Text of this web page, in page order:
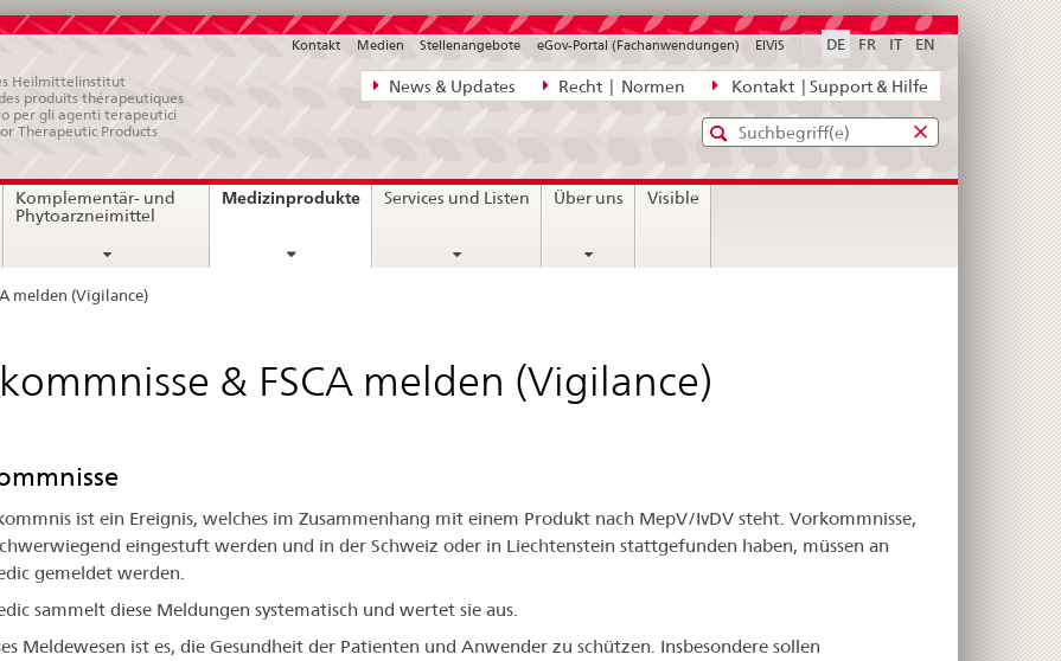
Direktnavigation
News,
Kontakt
News & Updates Recht | Normen Kontakt | Support & Hilfe
DE FR IT EN
Kontakt Medien Stellenangebote eGov-Portal (Fachanwendungen) ElViS
Heilmittelinstitut
produits thérapeutiques
per gli agenti terapeutici
Therapeutic Products
Standard-
Suche
Eingabefenster
diefür
Komplementär- und
Phytoarzneimittel
Medizinproduktecurrent
Services und Listen Über uns Visible
melden (Vigilance)
& FSCA melden (Vigilance)
ist ein Ereignis, welches im Zusammenhang mit einem Produkt nach MepV/IvDV steht. Vorkommnisse,
eingestuft werden und in der Schweiz oder in Liechtenstein stattgefunden haben, müssen an
gemeldet werden.
sammelt diese Meldungen systematisch und wertet sie aus.
Meldewesen ist es, die Gesundheit der Patienten und Anwender zu schützen. Insbesondere sollen